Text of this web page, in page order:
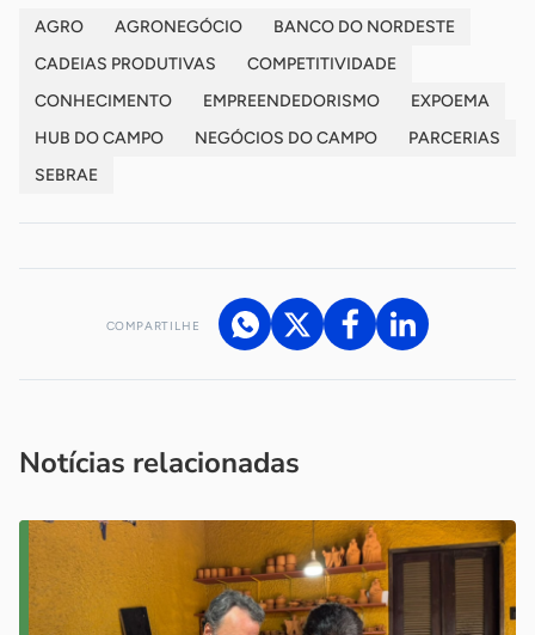
AGRO AGRONEGÓCIO
BANCO DO NORDESTE
CADEIAS PRODUTIVAS
COMPETITIVIDADE
CONHECIMENTO
EMPREENDEDORISMO
EXPOEMA
HUB DO CAMPO
NEGÓCIOS DO CAMPO
PARCERIAS
SEBRAE
COMPARTILHE
Notícias relacionadas